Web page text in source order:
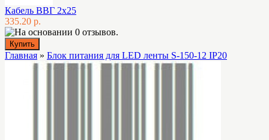
Кабель ВВГ 2х25
335.20 р.
Главная » Блок питания для LED ленты S-150-12 IP20